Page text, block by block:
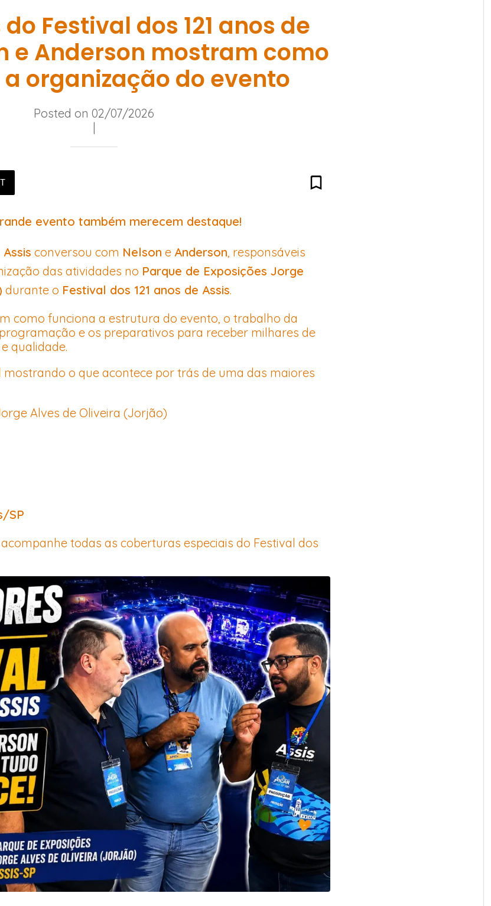
Festival dos 121 anos de
e Anderson mostram como
organização do evento
Posted on 02/07/2026
evento também merecem destaque!
conversou com Nelson e Anderson, responsáveis
das atividades no Parque de Exposições Jorge
durante o Festival dos 121 anos de Assis.
como funciona a estrutura do evento, o trabalho da
e os preparativos para receber milhares de
qualidade.
o que acontece por trás de uma das maiores
Alves de Oliveira (Jorjão)
SP
todas as coberturas especiais do Festival dos